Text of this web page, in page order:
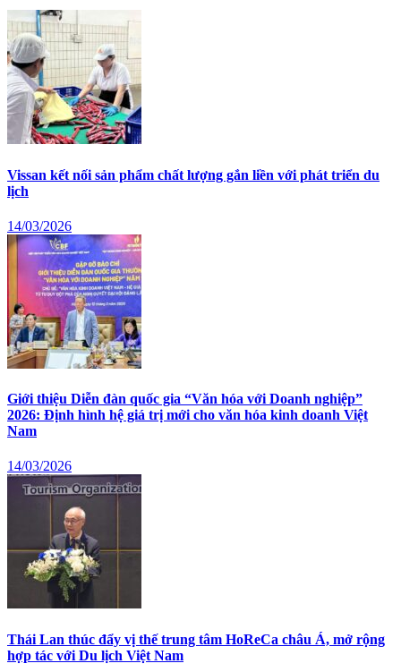
Vissan kết nối sản phẩm chất lượng gắn liền với phát triển du
lịch
14/03/2026
Giới thiệu Diễn đàn quốc gia “Văn hóa với Doanh nghiệp”
2026: Định hình hệ giá trị mới cho văn hóa kinh doanh Việt
Nam
14/03/2026
Thái Lan thúc đẩy vị thế trung tâm HoReCa châu Á, mở rộng
hợp tác với Du lịch Việt Nam